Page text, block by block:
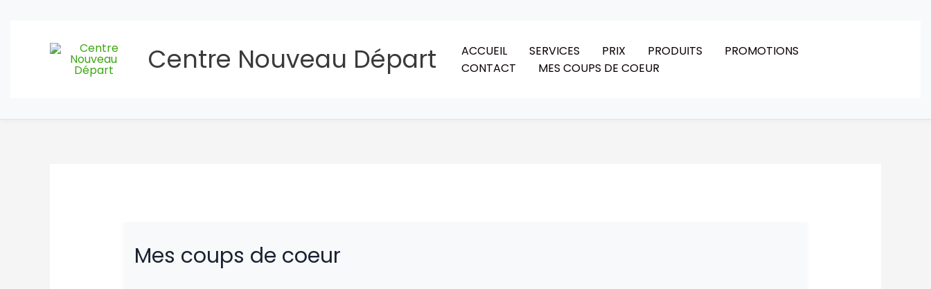
Centre Nouveau Départ ACCUEIL SERVICES PRIX PRODUITS
PROMOTIONS
CONTACT
MES COUPS DE COEUR
Mes coups de coeur